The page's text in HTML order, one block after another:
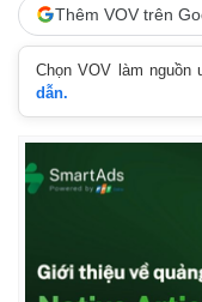
Thêm VOV trên
Chọn VOV làm
dẫn.